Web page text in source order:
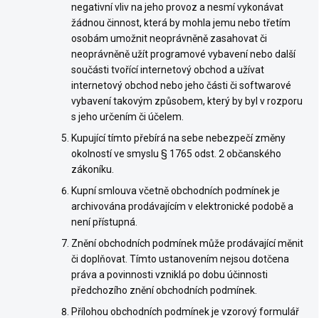
negativní vliv na jeho provoz a nesmí vykonávat
žádnou činnost, která by mohla jemu nebo třetím
osobám umožnit neoprávněně zasahovat či
neoprávněně užít programové vybavení nebo další
součásti tvořící internetový obchod a užívat
internetový obchod nebo jeho části či softwarové
vybavení takovým způsobem, který by byl v rozporu
s jeho určením či účelem.
Kupující tímto přebírá na sebe nebezpečí změny
okolností ve smyslu § 1765 odst. 2 občanského
zákoníku.
Kupní smlouva včetně obchodních podmínek je
archivována prodávajícím v elektronické podobě a
není přístupná.
Znění obchodních podmínek může prodávající měnit
či doplňovat. Tímto ustanovením nejsou dotčena
práva a povinnosti vzniklá po dobu účinnosti
předchozího znění obchodních podmínek.
Přílohou obchodních podmínek je vzorový formulář